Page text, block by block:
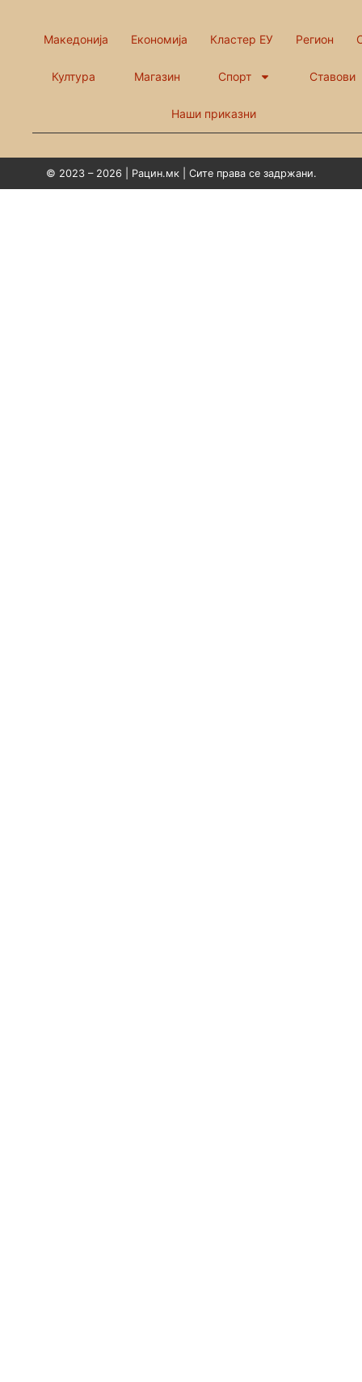
Македонија Економија Кластер ЕУ Регион
Култура Магазин Спорт Ставови
Наши приказни
© 2023 – 2026 | Рацин.мк | Сите права се задржани.